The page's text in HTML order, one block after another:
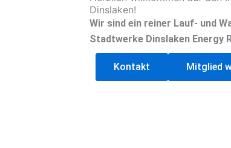
Dinslaken!
Wir sind ein reiner Lauf- und
Stadtwerke Dinslaken Energy
Kontakt Mitglied